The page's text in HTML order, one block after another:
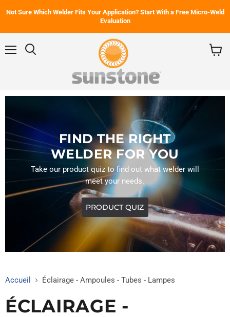
Not Sure Which Welder Fits Your Application? Start With a Free Micro-Weld
Evaluation
FIND THE RIGHT
WELDER FOR YOU
Take our product quiz to find out what welder will
meet your needs.
PRODUCT QUIZ
Accueil Éclairage - Ampoules - Tubes - Lampes
ÉCLAIRAGE -